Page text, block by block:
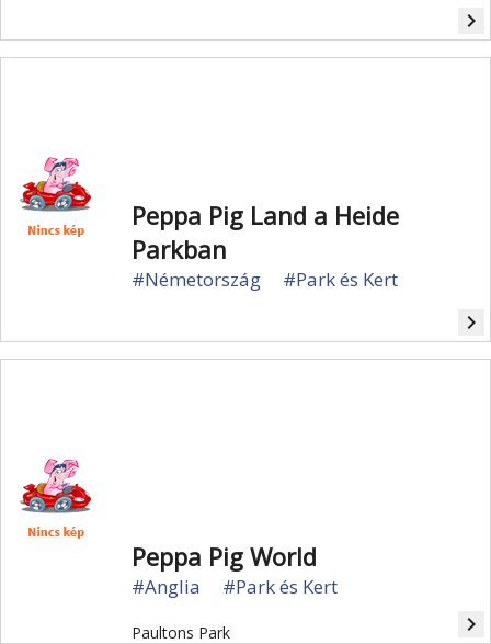
navigate_next
Peppa Pig Land a Heide
Parkban
#Németország #Park és Kert
navigate_next
Peppa Pig World
#Anglia #Park és Kert
Paultons Park navigate_next